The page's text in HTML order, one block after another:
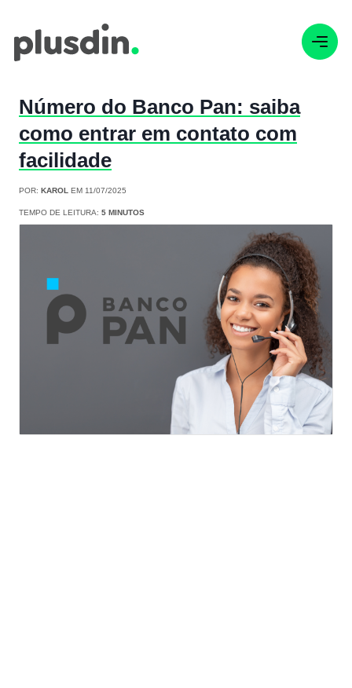
Número do Banco Pan: saiba
como entrar em contato com
facilidade
POR: KAROL EM 11/07/2025
TEMPO DE LEITURA: 5 MINUTOS